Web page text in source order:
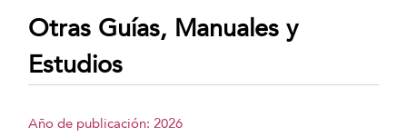
Otras Guías, Manuales y
Estudios
Año de publicación: 2026